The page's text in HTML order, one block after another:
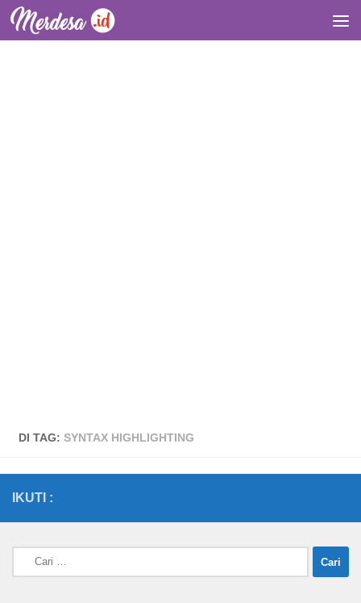
Skip to content
DI TAG: SYNTAX HIGHLIGHTING
IKUTI :
untuk: